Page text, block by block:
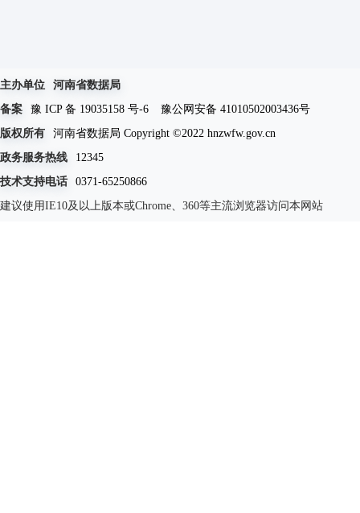
主办单位
河南省数据局
备案
豫 ICP 备 19035158 号-6
豫公网安备 41010502003436号
版权所有
河南省数据局 Copyright ©2022 hnzwfw.gov.cn
政务服务热线
12345
技术支持电话
0371-65250866
建议使用IE10及以上版本或Chrome、360等主流浏览器访问本网站